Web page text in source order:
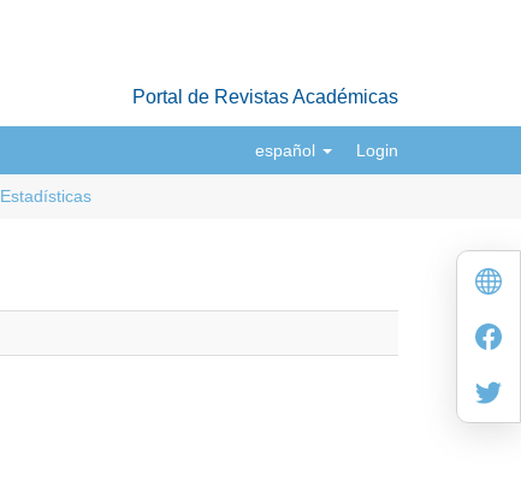
Portal de Revistas Académicas
español Login
Estadísticas